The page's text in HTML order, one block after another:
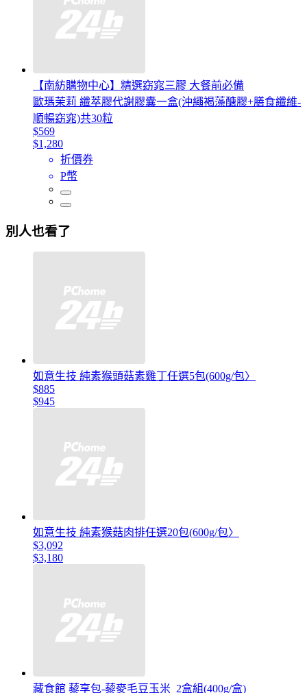
【南紡購物中心】精選窈窕三膠 大餐前必備
歐瑪茉莉 纖萃膠代謝膠囊一盒(沖繩褐藻醣膠+膳食纖維-
順暢窈窕)共30粒
$569
$1,280
折價券
P幣
別人也看了
如意生技 純素猴頭菇素雞丁任選5包(600g/包〉
$885
$945
如意生技 純素猴菇肉排任選20包(600g/包〉
$3,092
$3,180
藏食館 藜享包-藜麥毛豆玉米_2盒組(400g/盒)